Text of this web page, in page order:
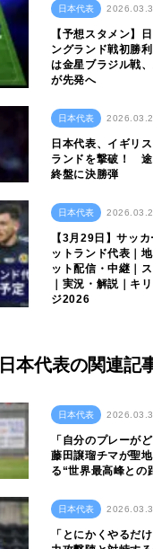
日本代表
【予想スタメン】
ングランド戦初勝
は金星ブラジル戦
が先発へ
日本代表
日本代表、イギリ
ランドを撃破！ 途
終盤に決勝弾
日本代表
【3月29日】サッ
ットランド代表｜
ット配信・中継｜
｜実況・解説｜キ
ジ2026
日本代表の関連記
日本代表
「自分のプレーが
藤田譲瑠チマが聖
る“世界最高峰との
日本代表
「とにかくやるだ